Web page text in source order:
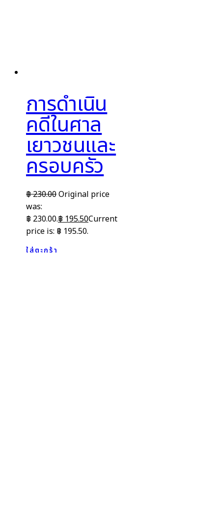
การดำเนิน
คดีในศาล
เยาวชนและ
ครอบครัว
฿230.00Original price
was:
฿ 230.00.฿195.50Current
price is: ฿ 195.50.
ใส่ตะกร้า